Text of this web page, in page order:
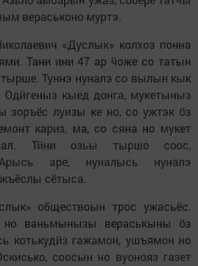
вераськоно муртэ.
«Дуслык» колхоз понна
Тани ини 47 ар ӵоже со татын
Туннэ нуналэ со вылын кык
Одӥгеныз кыед донга, мукетыныз
зоръёс луизы ке но, со ужтэк ӧз
кариз, ма, со сяна но мукет
Тӥни озьы тыршо соос,
Арысь аре, нуналысь нуналэ
сётыса.
обществоын трос ужасьёс.
но ваньмынызы вераськыны ӧз
котькудӥз гажамон, ушъямон но
соосын но вуонояз газет